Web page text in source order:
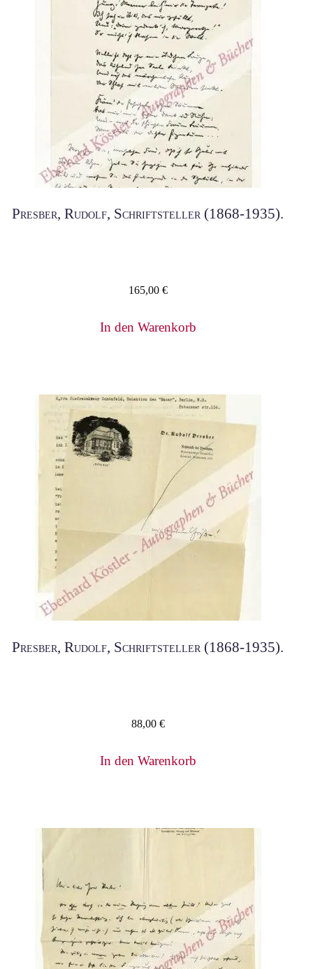
Presber, Rudolf, Schriftsteller (1868-1935).
165,00 €
In den Warenkorb
Presber, Rudolf, Schriftsteller (1868-1935).
88,00 €
In den Warenkorb